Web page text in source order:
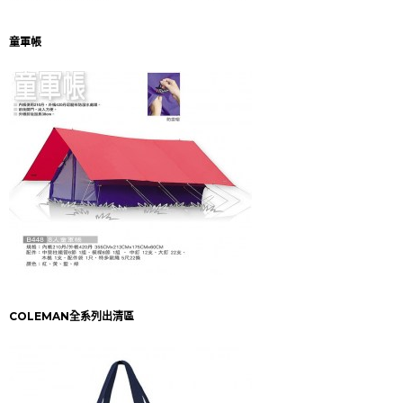
童軍帳
COLEMAN全系列出清區